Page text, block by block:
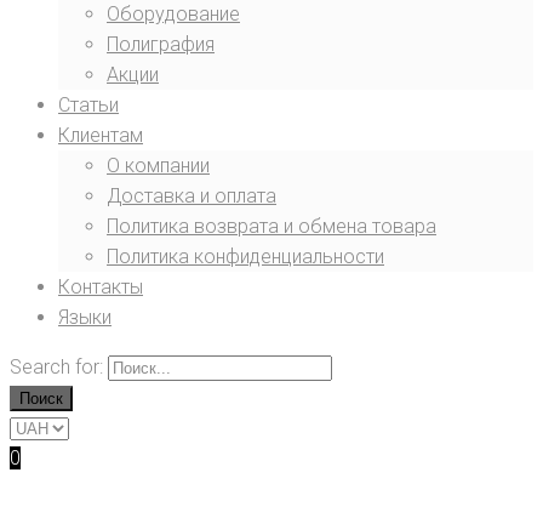
Оборудование
Полиграфия
Акции
Статьи
Клиентам
О компании
Доставка и оплата
Политика возврата и обмена товара
Политика конфиденциальности
Контакты
Языки
Search for:
Поиск
0